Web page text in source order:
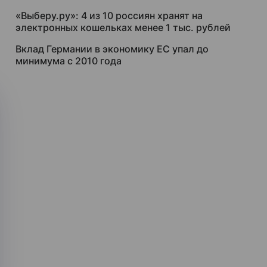
«Выберу.ру»: 4 из 10 россиян хранят на
электронных кошельках менее 1 тыс. рублей
Вклад Германии в экономику ЕС упал до
минимума с 2010 года